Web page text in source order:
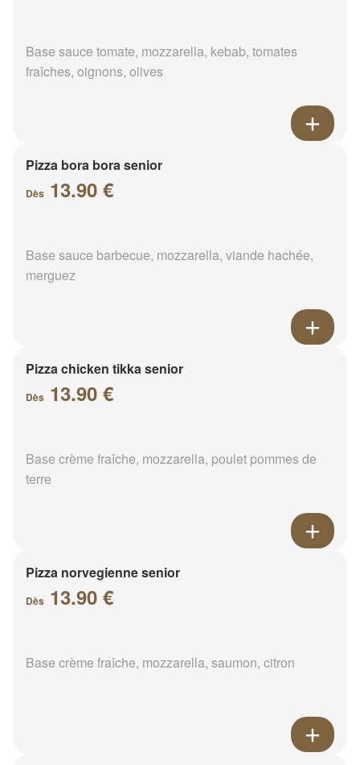
Base sauce tomate, mozzarella, kebab, tomates
fraîches, oignons, olives
Pizza bora bora senior
Dès 13.90 €
Base sauce barbecue, mozzarella, viande hachée,
merguez
Pizza chicken tikka senior
Dès 13.90 €
Base crème fraîche, mozzarella, poulet pommes de
terre
Pizza norvegienne senior
Dès 13.90 €
Base crème fraîche, mozzarella, saumon, citron